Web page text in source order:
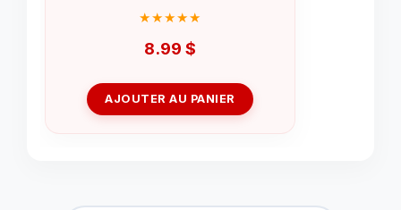
8.99 $
AJOUTER AU PANIER